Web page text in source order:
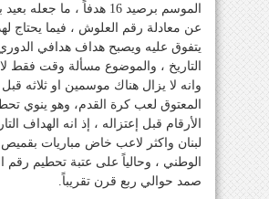
الموسم برصيد 16 هدفاً ، ما
عن معادلة رقم العلوش ، فيما يحتاج
يتفوق عليه ويصبح هداف هدافي الدوري
التاريخ ، والموضوع مسألة وقت فقط
وانه لا يزال هناك موسمين او ثلاثه
المعتوق لعب كرة القدم، وهو ينوي
الأرقام قبل إعتزاله ، إذ انه الهداف
لبنان واكثر لاعب خاض مباريات
الوطني ، وحالياً على عتبة تحطيم رقم
صمد حوالي ربع قرن تقريباً.